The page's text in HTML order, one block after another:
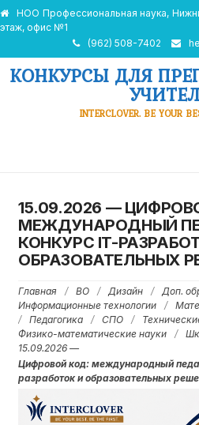
НОО Профессиональная наука,
этаж, офис №1
(962) 508-7402
КОНКУРСЫ ДЛЯ
INTERCLOVER. BE YOUR
15.09.2026 —
МЕЖДУНАРОДНЫЙ
КОНКУРС IT-
ОБРАЗОВАТЕЛЬНЫХ
Главная / ВО / Дизайн / Доп.
Информационные технологии
/
/
Педагогика / СПО /
Физико-математические науки
/
15.09.2026 —
Цифровой код: международный
разработок и образовательных